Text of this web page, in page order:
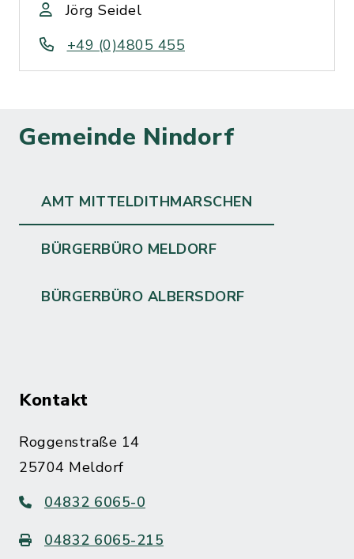
Jörg Seidel
+49 (0)4805 455
Gemeinde Nindorf
AMT MITTELDITHMARSCHEN
BÜRGERBÜRO MELDORF
BÜRGERBÜRO ALBERSDORF
Kontakt
Roggenstraße 14
25704 Meldorf
04832 6065-0
04832 6065-215